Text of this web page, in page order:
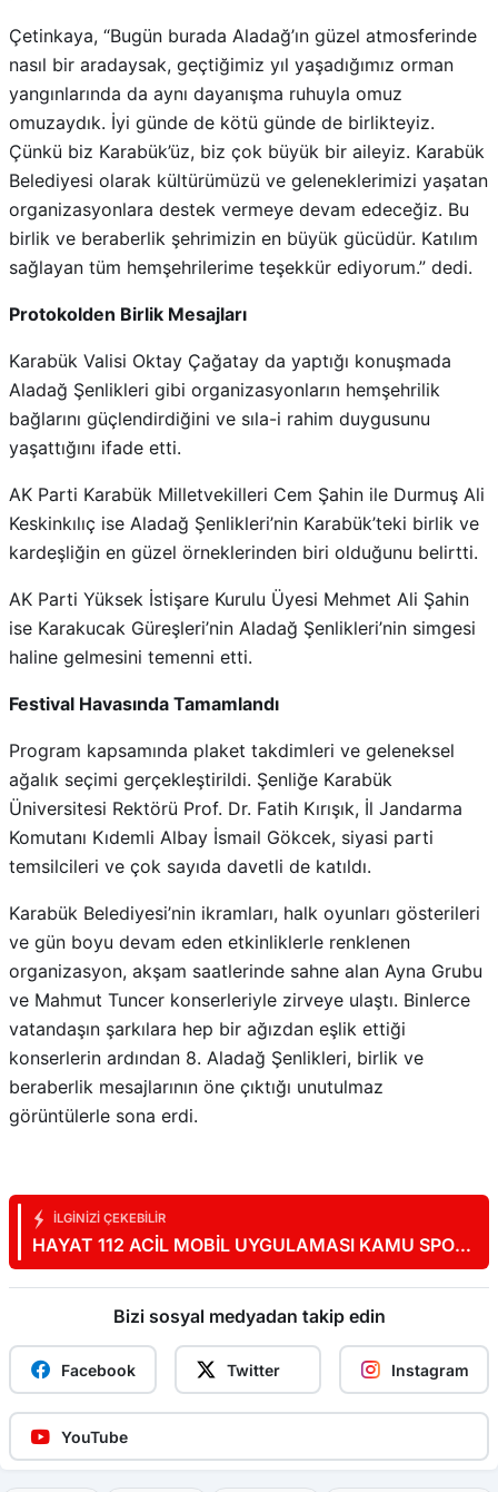
Çetinkaya, “Bugün burada Aladağ’ın güzel atmosferinde
nasıl bir aradaysak, geçtiğimiz yıl yaşadığımız orman
yangınlarında da aynı dayanışma ruhuyla omuz
omuzaydık. İyi günde de kötü günde de birlikteyiz.
Çünkü biz Karabük’üz, biz çok büyük bir aileyiz. Karabük
Belediyesi olarak kültürümüzü ve geleneklerimizi yaşatan
organizasyonlara destek vermeye devam edeceğiz. Bu
birlik ve beraberlik şehrimizin en büyük gücüdür. Katılım
sağlayan tüm hemşehrilerime teşekkür ediyorum.” dedi.
Protokolden Birlik Mesajları
Karabük Valisi Oktay Çağatay da yaptığı konuşmada
Aladağ Şenlikleri gibi organizasyonların hemşehrilik
bağlarını güçlendirdiğini ve sıla-i rahim duygusunu
yaşattığını ifade etti.
AK Parti Karabük Milletvekilleri Cem Şahin ile Durmuş Ali
Keskinkılıç ise Aladağ Şenlikleri’nin Karabük’teki birlik ve
kardeşliğin en güzel örneklerinden biri olduğunu belirtti.
AK Parti Yüksek İstişare Kurulu Üyesi Mehmet Ali Şahin
ise Karakucak Güreşleri’nin Aladağ Şenlikleri’nin simgesi
haline gelmesini temenni etti.
Festival Havasında Tamamlandı
Program kapsamında plaket takdimleri ve geleneksel
ağalık seçimi gerçekleştirildi. Şenliğe Karabük
Üniversitesi Rektörü Prof. Dr. Fatih Kırışık, İl Jandarma
Komutanı Kıdemli Albay İsmail Gökcek, siyasi parti
temsilcileri ve çok sayıda davetli de katıldı.
Karabük Belediyesi’nin ikramları, halk oyunları gösterileri
ve gün boyu devam eden etkinliklerle renklenen
organizasyon, akşam saatlerinde sahne alan Ayna Grubu
ve Mahmut Tuncer konserleriyle zirveye ulaştı. Binlerce
vatandaşın şarkılara hep bir ağızdan eşlik ettiği
konserlerin ardından 8. Aladağ Şenlikleri, birlik ve
beraberlik mesajlarının öne çıktığı unutulmaz
görüntülerle sona erdi.
İLGINIZI ÇEKEBILIR
HAYAT 112 ACİL MOBİL UYGULAMASI KAMU SPOTU
YAYINDA
Bizi sosyal medyadan takip edin
Facebook Twitter Instagram
YouTube